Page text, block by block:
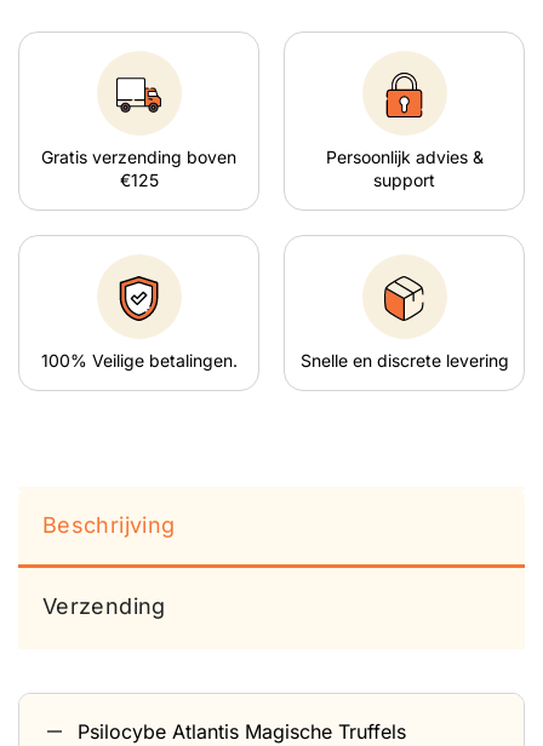
Gratis verzending boven
€125
Persoonlijk advies &
support
100% Veilige betalingen. Snelle en discrete levering
Beschrijving
Verzending
Psilocybe Atlantis Magische Truffels